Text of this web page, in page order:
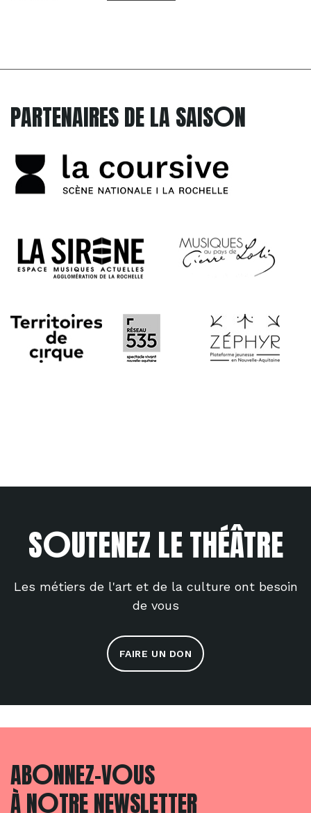
PARTENAIRES DE LA SAISON
SOUTENEZ LE THÉÂTRE
Les métiers de l'art et de la culture ont besoin
de vous
FAIRE UN DON
ABONNEZ-VOUS
À NOTRE NEWSLETTER